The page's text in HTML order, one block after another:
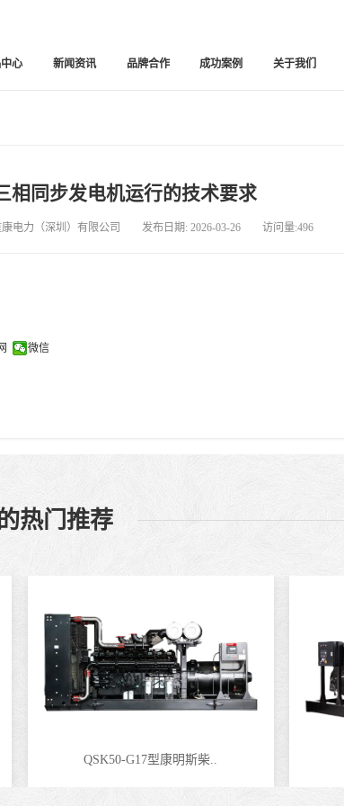
心 新闻资讯 品牌合作 成功案例 关于我们
相同步发电机运行的技术要求
康电力（深圳）有限公司 发布日期: 2026-03-26 访问量:496
微信
热门推荐
QSK50-G17型康明斯柴..